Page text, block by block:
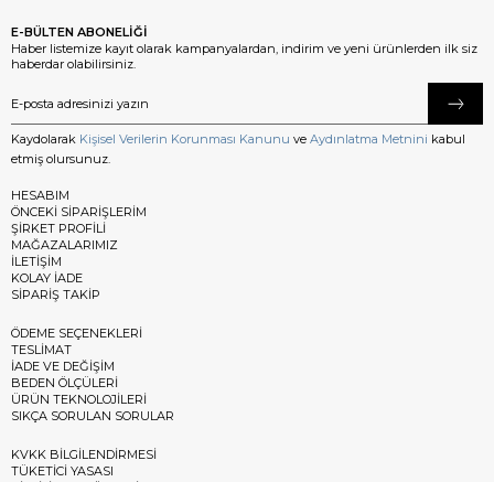
E-BÜLTEN ABONELİĞİ
Haber listemize kayıt olarak kampanyalardan, indirim ve yeni ürünlerden ilk siz
haberdar olabilirsiniz.
Kaydolarak Kişisel Verilerin Korunması Kanunu ve Aydınlatma Metnini kabul
etmiş olursunuz.
HESABIM
ÖNCEKİ SİPARİŞLERİM
ŞİRKET PROFİLİ
MAĞAZALARIMIZ
İLETİŞİM
KOLAY İADE
SİPARİŞ TAKİP
ÖDEME SEÇENEKLERİ
TESLİMAT
İADE VE DEĞİŞİM
BEDEN ÖLÇÜLERİ
ÜRÜN TEKNOLOJİLERİ
SIKÇA SORULAN SORULAR
KVKK BİLGİLENDİRMESİ
TÜKETİCİ YASASI